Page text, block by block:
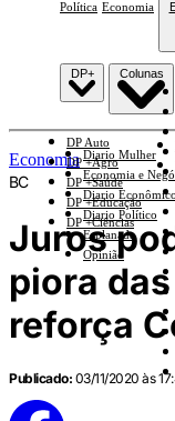
Política Economia
DP+
DP Auto
DP +Agro
DP +Saúde
DP +Educação
DP +Ciências
Colunas
Diario Mulher
Economia e
Diario Econômico
Diario Político
Esplanada
Opinião
Economia
BC
Juros
piora
reforça
Publicado: 03/11/2020 às